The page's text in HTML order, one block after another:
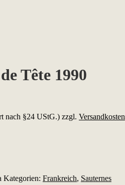
Tête 1990
nach §24 UStG.) zzgl. Versandkosten
Kategorien: Frankreich, Sauternes